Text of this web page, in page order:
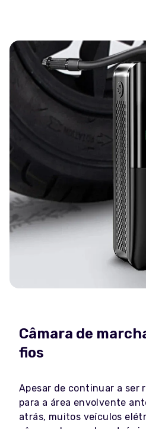
Câmara de
fios
Apesar de continuar a ser
para a área envolvente
atrás, muitos veículos